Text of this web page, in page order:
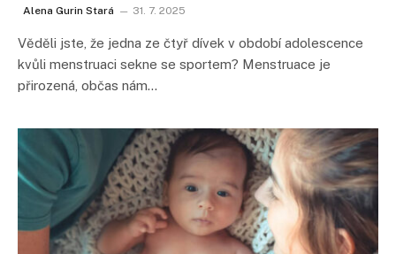
Alena Gurin Stará 31. 7. 2025
Věděli jste, že jedna ze čtyř dívek v období adolescence
kvůli menstruaci sekne se sportem? Menstruace je
přirozená, občas nám…